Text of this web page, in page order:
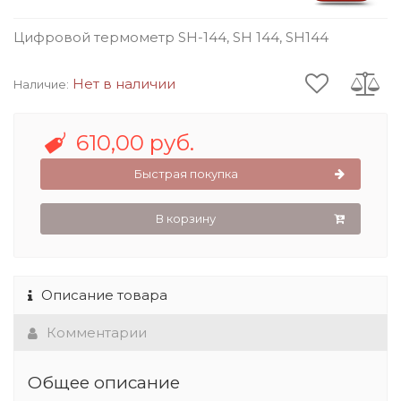
Цифровой термометр SH-144, SH 144, SH144
Наличие: Нет в наличии
610,00 руб.
Быстрая покупка
В корзину
Описание товара
Комментарии
Общее описание